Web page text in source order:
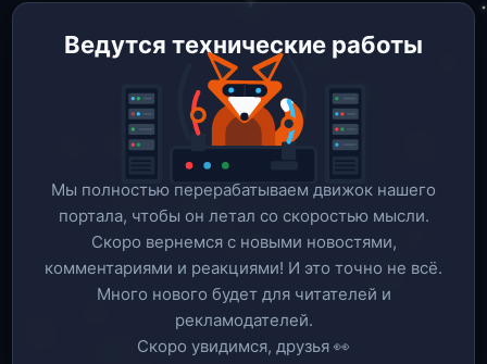
Ведутся технические работы
Мы полностью перерабатываем движок нашего
портала, чтобы он летал со скоростью мысли.
Скоро вернемся c новыми новостями,
комментариями и реакциями! И это точно не всё.
Много нового будет для читателей и
рекламодателей.
Скоро увидимся, друзья 👀